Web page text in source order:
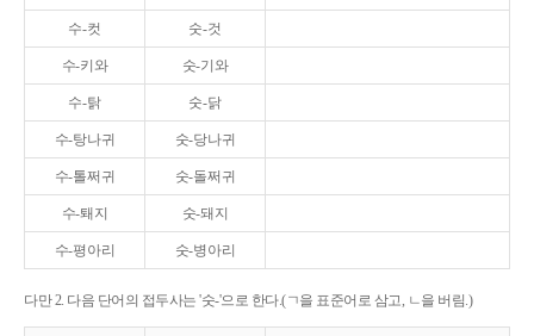
수-컷 숫-것
수-키와 숫-기와
수-탉 숫-닭
수-탕나귀 숫-당나귀
수-톨쩌귀 숫-돌쩌귀
수-퇘지 숫-돼지
수-평아리 숫-병아리
다만 2. 다음 단어의 접두사는 '숫-'으로 한다.(ㄱ을 표준어로 삼고, ㄴ을 버림.)